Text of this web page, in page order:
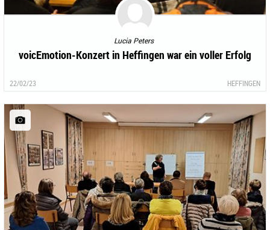
Lucia Peters
voicEmotion-Konzert in Heffingen war ein voller Erfolg
22/02/23 HEFFINGEN